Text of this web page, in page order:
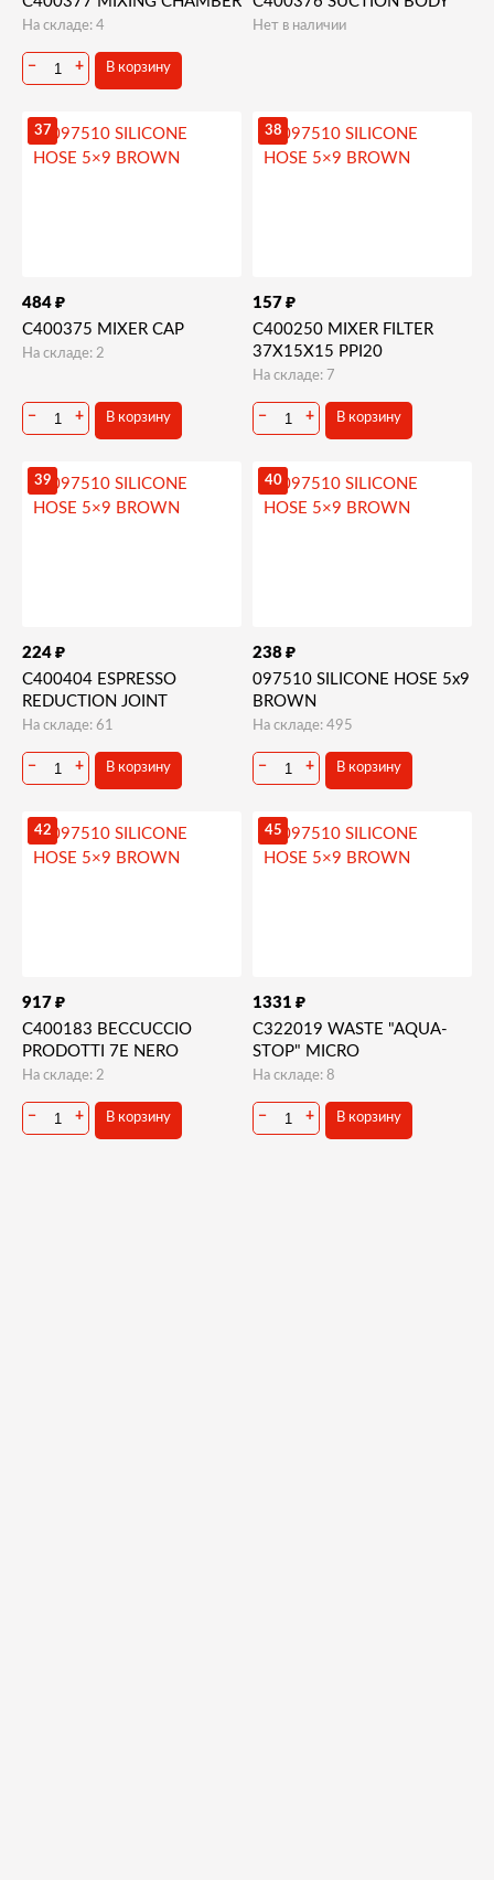
На складе: 4
− + В корзину
Нет в наличии
37
484 ₽
C400375 MIXER CAP
На складе: 2
− + В корзину
38
157 ₽
C400250 MIXER FILTER
37X15X15 PPI20
На складе: 7
− + В корзину
39
224 ₽
C400404 ESPRESSO
REDUCTION JOINT
На складе: 61
− + В корзину
40
238 ₽
097510 SILICONE HOSE 5x9
BROWN
На складе: 495
− + В корзину
42
917 ₽
C400183 BECCUCCIO
PRODOTTI 7E NERO
На складе: 2
− + В корзину
45
1331 ₽
C322019 WASTE "AQUA-
STOP" MICRO
На складе: 8
− + В корзину